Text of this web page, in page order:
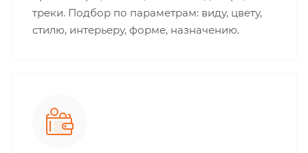
треки. Подбор по параметрам: виду, цвету,
стилю, интерьеру, форме, назначению.